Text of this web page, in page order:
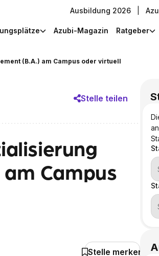
Ausbildung 2026
Azubi-Magazin Ratgeber
(B.A.) am Campus oder virtuell
Stelle teilen
Campus
Stelle merken